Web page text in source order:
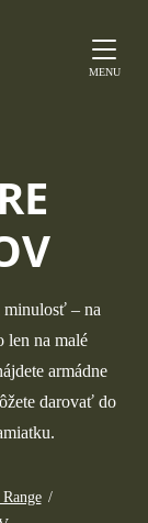
MENU
minulosť – na
len na malé
armádne
darovať do
/